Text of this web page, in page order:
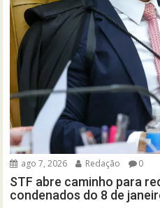
ago 7, 2026 Redação 0
STF abre caminho para
condenados do 8 de